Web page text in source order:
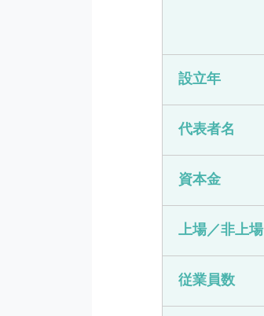
設立年
代表者名
資本金
上場／非上場
従業員数